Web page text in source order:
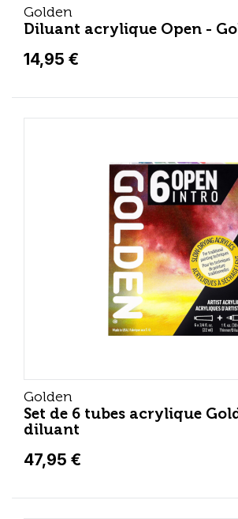
Golden
Diluant acrylique Open -
14,95 €
Golden
Set de 6 tubes acrylique
diluant
47,95 €